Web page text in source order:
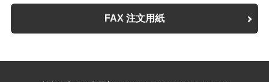
FAX 注文用紙